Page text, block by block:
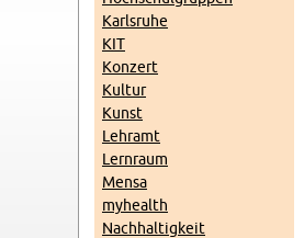
Karls­ru­he
KIT
Kon­zert
Kul­tur
Kunst
Lehr­amt
Lern­raum
Mensa
myhe­alth
Nach­hal­tig­keit